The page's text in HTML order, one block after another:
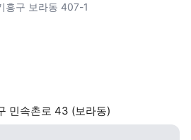
흥구 보라동 407-1
민속촌로 43 (보라동)